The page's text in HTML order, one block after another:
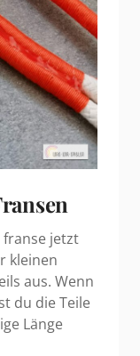
franse jetzt
kleinen
aus. Wenn
du die Teile
Länge